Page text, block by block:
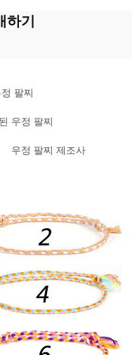
하기
팔찌
우정 팔찌
우정 팔찌 제조사